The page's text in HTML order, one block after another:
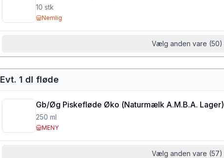
10 stk
Nemlig
Vælg anden vare (50)
Evt. 1 dl fløde
Gb/Øg Piskefløde Øko ( Naturmælk A.M.B.A. Lager)
250 ml
MENY
Vælg anden vare (57)